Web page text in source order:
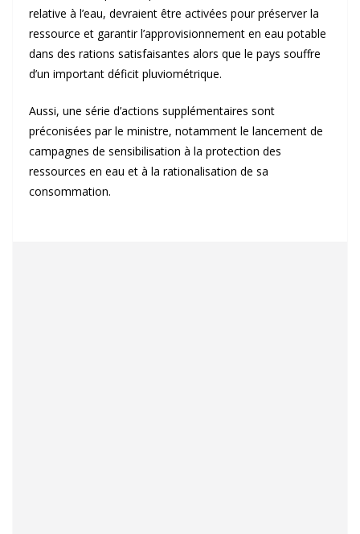
relative à l’eau, devraient être activées pour préserver la
ressource et garantir l’approvisionnement en eau potable
dans des rations satisfaisantes alors que le pays souffre
d’un important déficit pluviométrique.
Aussi, une série d’actions supplémentaires sont
préconisées par le ministre, notamment le lancement de
campagnes de sensibilisation à la protection des
ressources en eau et à la rationalisation de sa
consommation.